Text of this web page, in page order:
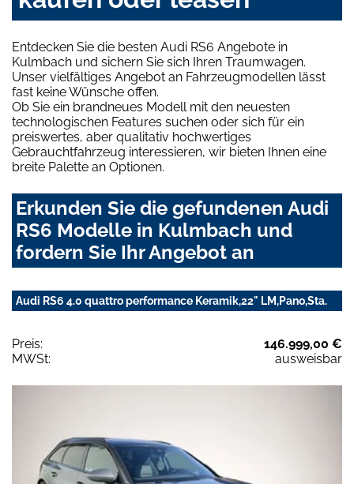
Entdecken Sie die besten Audi RS6 Angebote in
Kulmbach und sichern Sie sich Ihren Traumwagen.
Unser vielfältiges Angebot an Fahrzeugmodellen lässt
fast keine Wünsche offen.
Ob Sie ein brandneues Modell mit den neuesten
technologischen Features suchen oder sich für ein
preiswertes, aber qualitativ hochwertiges
Gebrauchtfahrzeug interessieren, wir bieten Ihnen eine
breite Palette an Optionen.
Erkunden Sie die gefundenen Audi
RS6 Modelle in Kulmbach und
fordern Sie Ihr Angebot an
Audi RS6 4.0 quattro performance Keramik,22" LM,Pano,Sta.
Preis:
146.999,00 €
MWSt:
ausweisbar